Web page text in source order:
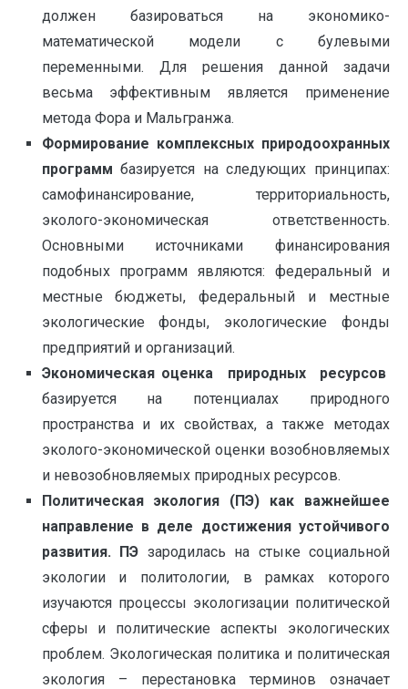
должен базироваться на экономико-
математической модели с булевыми
переменными. Для решения данной задачи
весьма эффективным является применение
метода Фора и Мальгранжа.
Формирование комплексных природоохранных
программбазируется на следующих принципах:
самофинансирование, территориальность,
эколого-экономическая ответственность.
Основными источниками финансирования
подобных программ являются: федеральный и
местные бюджеты, федеральный и местные
экологические фонды, экологические фонды
предприятий и организаций.
Экономическая оценка природных ресурсов
базируется на потенциалах природного
пространства и их свойствах, а также методах
эколого-экономической оценки возобновляемых
и невозобновляемых природных ресурсов.
Политическая экология (ПЭ) как важнейшее
направление в деле достижения устойчивого
развития. ПЭ зародилась на стыке социальной
экологии и политологии, в рамках которого
изучаются процессы экологизации политической
сферы и политические аспекты экологических
проблем. Экологическая политика и политическая
экология – перестановка терминов означает